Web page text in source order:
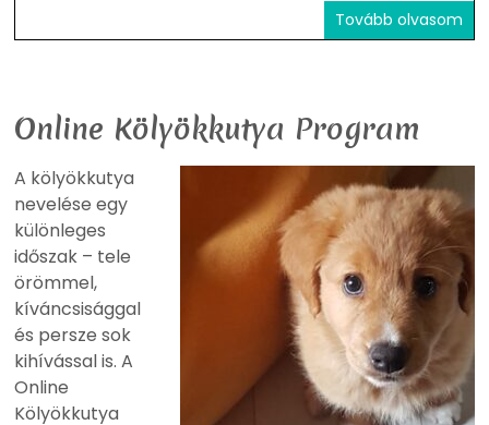
Tovább olvasom
Online Kölyökkutya Program
A kölyökkutya
nevelése egy
különleges
időszak – tele
örömmel,
kíváncsisággal
és persze sok
kihívással is. A
Online
Kölyökkutya